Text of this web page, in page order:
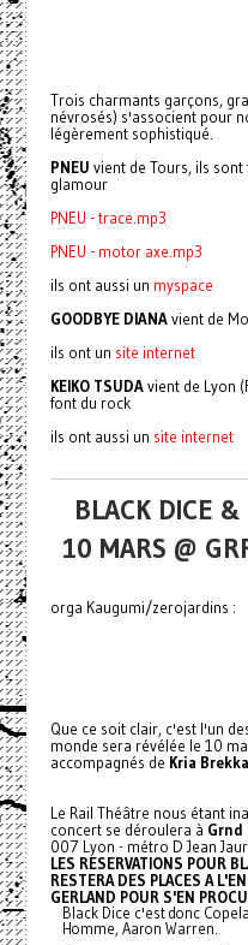
Trois charmants garçons,
névrosés) s'associent pour
légèrement sophistiqué.
PNEU vient de Tours, ils
glamour
PNEU - trace.mp3
PNEU - motor axe.mp3
ils ont aussi un myspace
GOODBYE DIANAvient de
ils ont un site internet
KEIKO TSUDAvient de Lyon
font du rock
ils ont aussi un site internet
BLACK DICE
10 MARS @
orga Kaugumi/zerojardins :
Que ce soit clair, c'est l'un
monde sera révélée le 10
accompagnés de Kria
Le Rail Théâtre nous étant
concert se déroulera à Grnd
007 Lyon - métro D Jean
LES RESERVATIONS POUR
RESTERA DES PLACES A
GERLAND POUR S'EN
Black Dice c'est donc
Homme, Aaron Warren.